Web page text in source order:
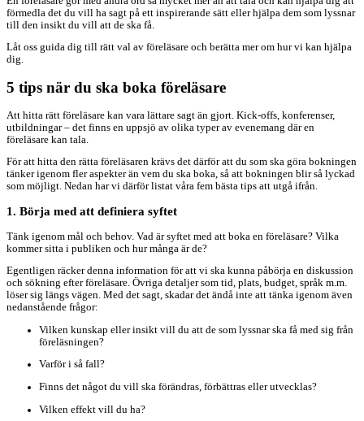
förmedla det du vill ha sagt på ett inspirerande sätt eller hjälpa dem som lyssnar
till den insikt du vill att de ska få.
Låt oss guida dig till rätt val av föreläsare och berätta mer om hur vi kan hjälpa
dig.
5 tips när du ska boka föreläsare
Att hitta rätt föreläsare kan vara lättare sagt än gjort. Kick-offs, konferenser,
utbildningar – det finns en uppsjö av olika typer av evenemang där en
föreläsare kan tala.
För att hitta den rätta föreläsaren krävs det därför att du som ska göra bokningen
tänker igenom fler aspekter än vem du ska boka, så att bokningen blir så lyckad
som möjligt. Nedan har vi därför listat våra fem bästa tips att utgå ifrån.
1. Börja med att definiera syftet
Tänk igenom mål och behov. Vad är syftet med att boka en föreläsare? Vilka
kommer sitta i publiken och hur många är de?
Egentligen räcker denna information för att vi ska kunna påbörja en diskussion
och sökning efter föreläsare. Övriga detaljer som tid, plats, budget, språk m.m.
löser sig längs vägen. Med det sagt, skadar det ändå inte att tänka igenom även
nedanstående frågor:
Vilken kunskap eller insikt vill du att de som lyssnar ska få med sig från
föreläsningen?
Varför i så fall?
Finns det något du vill ska förändras, förbättras eller utvecklas?
Vilken effekt vill du ha?